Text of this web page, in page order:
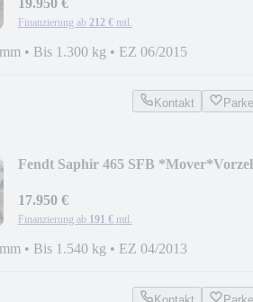
Finanzierung ab 212 € mtl.
• Bis 1.300 kg • EZ 06/2015
Kontakt
Fendt Saphir 465 SFB
17.950 €
Finanzierung ab 191 € mtl.
• Bis 1.540 kg • EZ 04/2013